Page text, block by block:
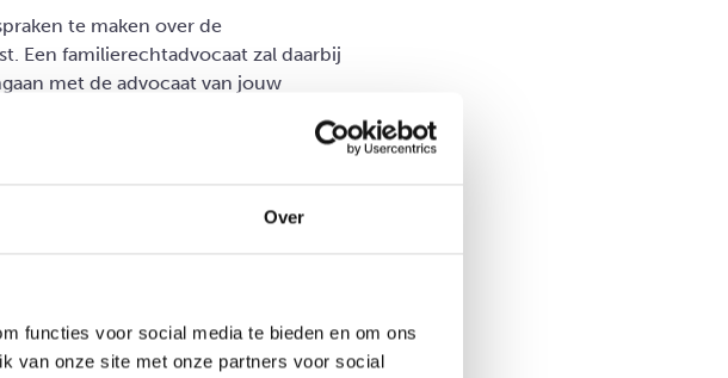
Over
functies voor social media te bieden en om ons
van onze site met onze partners voor social
te maken over de
Een familierechtadvocaat zal daarbij
met de advocaat van jouw
die niet zo lang kunnen wachten,
een 'voorlopige voorziening' bij de
is voor de verdere duur van de